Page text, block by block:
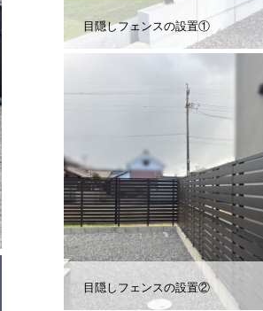
目隠しフェンスの設置①
目隠しフェンスの設置②